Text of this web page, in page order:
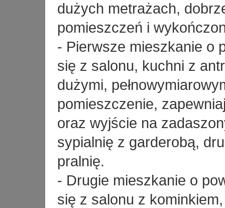
dużych metrażach,
pomieszczeń i
- Pierwsze mieszkanie o
się z salonu, kuchni z
dużymi,
pomieszczenie,
oraz wyjście na
sypialnię z garderobą,
pralnię.
- Drugie mieszkanie o
się z salonu z